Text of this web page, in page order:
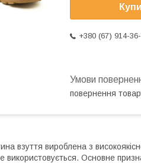
+380 (67) 914-
повернення
взуття вироблена з
Основне